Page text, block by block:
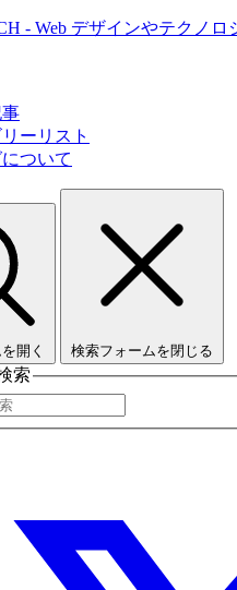
- Web デザインやテクノロ
ーリスト
ついて
開く 検索フォームを閉じる
索